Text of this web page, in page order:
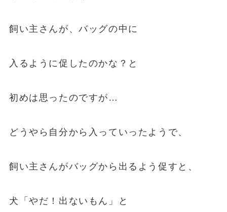
飼い主さんが、バッグの中に
入るように促したのかな？と
初めは思ったのですが…
どうやら自分から入っていったようで、
飼い主さんがバッグから出るよう促すと、
犬「やだ！出ないもん」と